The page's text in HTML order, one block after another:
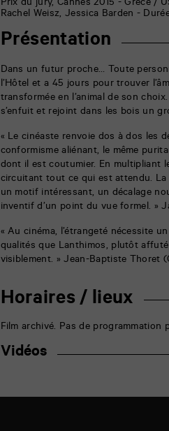
Prix du jury, Cannes 2015 - Grèce /
Rachel Weisz, Jessica Barden -
Présentation
Dans un futur proche… Toute
l’Hôtel et a 45 jours pour trouver
transformée en l’animal de son
s’enfuit et rejoint dans les bois un
« Le cinéaste renvoie dos à dos les
conformisme aliénant, le même
dont il est coutumier. En multipliant
circuitant tout ce qui est attendu. La
un motif intéressant, un décalage
inventif d’un point du vue formel. »
« Au cinéma, l’étrangeté nécessite
qualités que Lanthimos, plutôt
visiblement. » Jean-Baptiste Thoret
Horaires / lieux
Film archivé. Pas de programmation
Vidéos